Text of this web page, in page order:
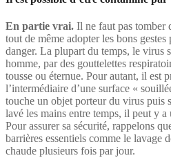
En partie vrai. Il ne faut pas tomber
tout de même adopter les bons gestes
danger. La plupart du temps, le virus
homme, par des gouttelettes
tousse ou éternue. Pour autant, il est
l’intermédiaire d’une surface «
touche un objet porteur du virus puis
lavé les mains entre temps, il peut y
Pour assurer sa sécurité, rappelons
barrières essentiels comme le lavage
chaude plusieurs fois par jour.